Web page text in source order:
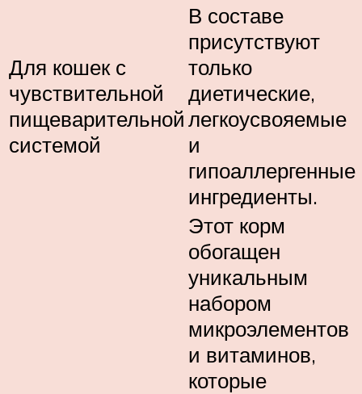
Для кошек с
чувствительной
пищеварительной
системой
В составе
присутствуют
только
диетические,
легкоусвояемые
и
гипоаллергенные
ингредиенты.
Этот корм
обогащен
уникальным
набором
микроэлементов
и витаминов,
которые